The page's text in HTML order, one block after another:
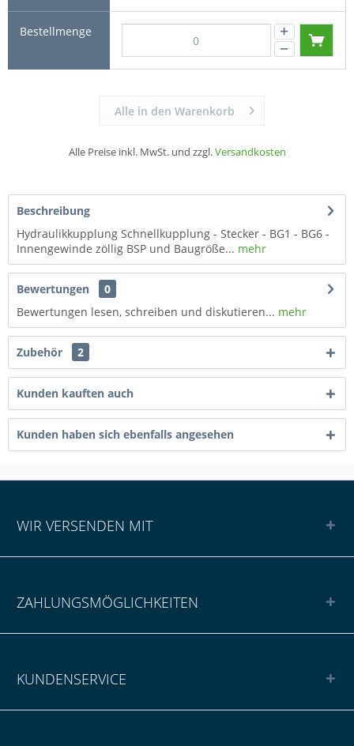
Alle Preise inkl. MwSt. und zzgl.Versandkosten
Alle in den Warenkorb
Beschreibung
Hydraulikkupplung Schnellkupplung - Stecker - BG1 - BG6 -
Innengewinde zöllig BSP und Baugröße... mehr
Bewertungen
0
Bewertungen lesen, schreiben und diskutieren... mehr
Zubehör 2
Kunden kauften auch
Kunden haben sich ebenfalls angesehen
WIR VERSENDEN MIT
ZAHLUNGSMÖGLICHKEITEN
KUNDENSERVICE